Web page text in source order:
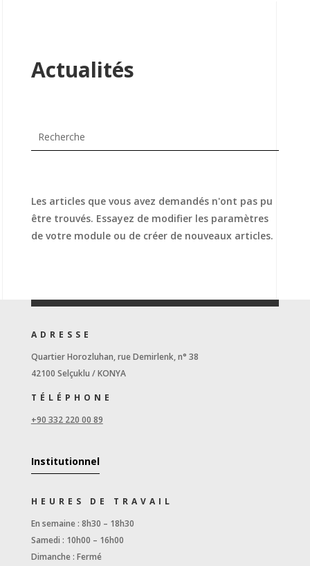
Actualités
Les articles que vous avez demandés n'ont pas pu
être trouvés. Essayez de modifier les paramètres
de votre module ou de créer de nouveaux articles.
ADRESSE
Quartier Horozluhan, rue Demirlenk, n° 38
42100 Selçuklu / KONYA
TÉLÉPHONE
+90 332 220 00 89
Institutionnel
HEURES DE TRAVAIL
En semaine : 8h30 – 18h30
Samedi : 10h00 – 16h00
Dimanche : Fermé